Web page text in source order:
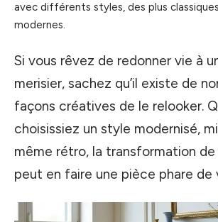
avec différents styles, des plus
modernes.
Si vous rêvez de redonner vie à
merisier, sachez qu’il existe de
façons créatives de le relooker.
choisissiez un style modernisé,
même rétro, la transformation
peut en faire une pièce phare de